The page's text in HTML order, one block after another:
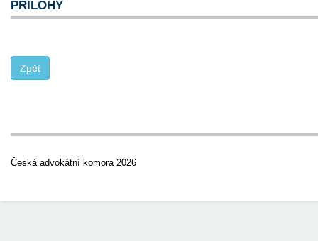
PŘÍLOHY
Česká advokátní komora 2026